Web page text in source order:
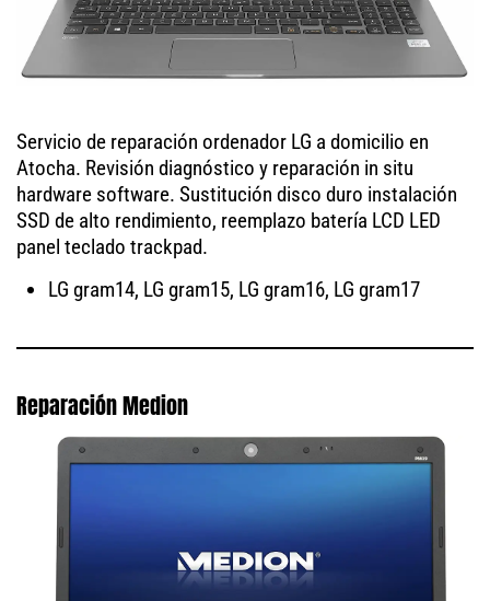
Servicio de reparación ordenador LG a domicilio en
Atocha. Revisión diagnóstico y reparación in situ
hardware software. Sustitución disco duro instalación
SSD de alto rendimiento, reemplazo batería LCD LED
panel teclado trackpad.
LG gram14, LG gram15, LG gram16, LG gram17
Reparación Medion